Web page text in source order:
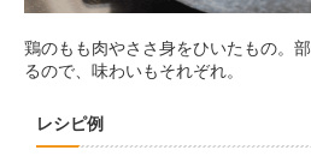
鶏のもも肉やささ身をひいたもの。
るので、味わいもそれぞれ。
レシピ例